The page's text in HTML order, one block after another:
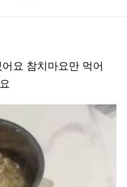
요 참치마요만 먹어